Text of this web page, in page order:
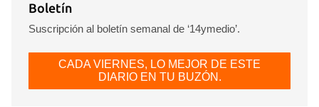
Boletín
Suscripción al boletín semanal de ‘14ymedio’.
CADA VIERNES, LO MEJOR DE ESTE
DIARIO EN TU BUZÓN.